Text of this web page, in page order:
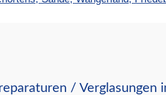
/ Verglasungen